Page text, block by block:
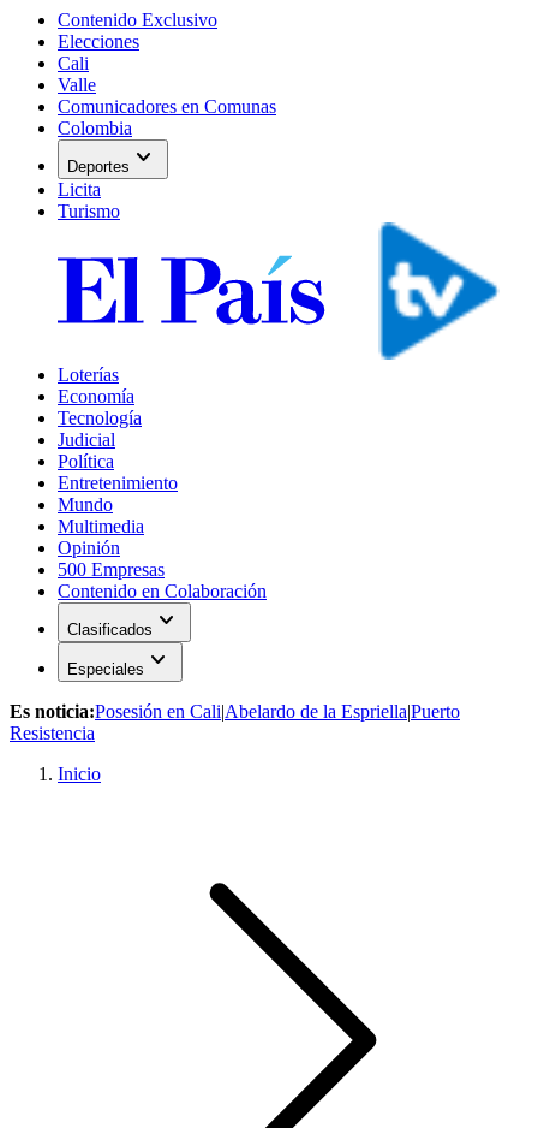
Contenido Exclusivo
Elecciones
Cali
Valle
Comunicadores en Comunas
Colombia
Deportes expand_more
Licita
Turismo
Loterías
Economía
Tecnología
Judicial
Política
Entretenimiento
Mundo
Multimedia
Opinión
500 Empresas
Contenido en Colaboración
Clasificados expand_more
Especiales expand_more
Es noticia:Posesión en Cali|Abelardo de la Espriella|Puerto
Resistencia
Inicio